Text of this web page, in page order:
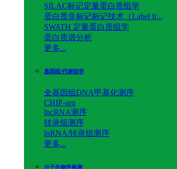
SILAC标记定量蛋白质组学
蛋白质非标记标记技术（Label fr...
SWATH 定量蛋白质组学
蛋白质谱分析
更多...
基因组/代谢组学
全基因组DNA甲基化测序
CHIP-seq
lncRNA测序
转录组测序
lnRNA/转录组测序
更多...
分子生物学检测